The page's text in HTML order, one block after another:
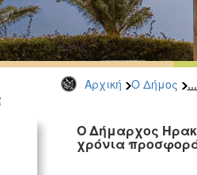
Αρχική Ο Δήμος ...
Ο Δήμαρχος
χρόνια